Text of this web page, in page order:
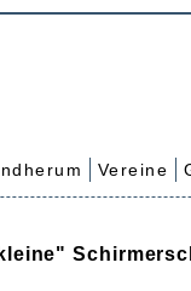
Vereine